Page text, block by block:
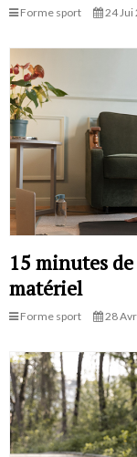
Forme sport 24 Jui
15 minutes
matériel
Forme sport 28